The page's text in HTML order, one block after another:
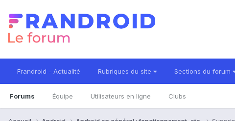
Frandroid - Actualité Rubriques du site Sections du forum
Forums Équipe Utilisateurs en ligne Clubs